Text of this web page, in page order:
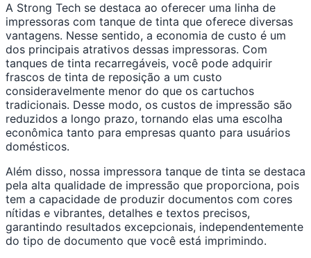
A Strong Tech se destaca ao oferecer uma linha de
impressoras com tanque de tinta que oferece diversas
vantagens. Nesse sentido, a economia de custo é um
dos principais atrativos dessas impressoras. Com
tanques de tinta recarregáveis, você pode adquirir
frascos de tinta de reposição a um custo
consideravelmente menor do que os cartuchos
tradicionais. Desse modo, os custos de impressão são
reduzidos a longo prazo, tornando elas uma escolha
econômica tanto para empresas quanto para usuários
domésticos.
Além disso, nossa impressora tanque de tinta se destaca
pela alta qualidade de impressão que proporciona, pois
tem a capacidade de produzir documentos com cores
nítidas e vibrantes, detalhes e textos precisos,
garantindo resultados excepcionais, independentemente
do tipo de documento que você está imprimindo.